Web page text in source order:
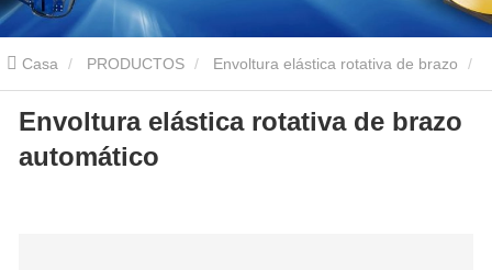
Casa PRODUCTOS Envoltura elástica rotativa de brazo
Envoltura elástica rotativa de brazo automático
Envoltura elástica rotativa de brazo
automático